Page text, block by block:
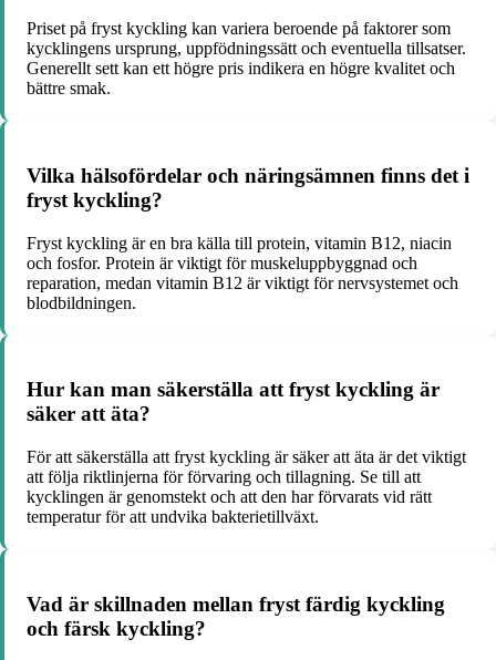
Priset på fryst kyckling kan variera beroende på faktorer som
kycklingens ursprung, uppfödningssätt och eventuella tillsatser.
Generellt sett kan ett högre pris indikera en högre kvalitet och
bättre smak.
Vilka hälsofördelar och näringsämnen finns det i
fryst kyckling?
Fryst kyckling är en bra källa till protein, vitamin B12, niacin
och fosfor. Protein är viktigt för muskeluppbyggnad och
reparation, medan vitamin B12 är viktigt för nervsystemet och
blodbildningen.
Hur kan man säkerställa att fryst kyckling är
säker att äta?
För att säkerställa att fryst kyckling är säker att äta är det viktigt
att följa riktlinjerna för förvaring och tillagning. Se till att
kycklingen är genomstekt och att den har förvarats vid rätt
temperatur för att undvika bakterietillväxt.
Vad är skillnaden mellan fryst färdig kyckling
och färsk kyckling?